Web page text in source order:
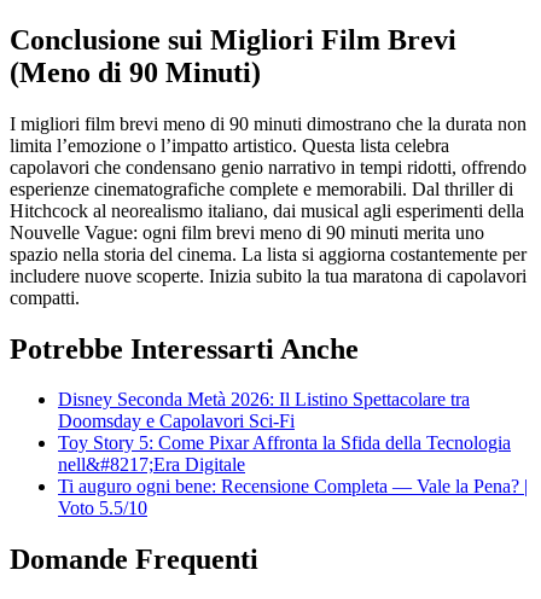
Conclusione sui Migliori Film Brevi
(Meno di 90 Minuti)
I migliori film brevi meno di 90 minuti dimostrano che la durata non
limita l’emozione o l’impatto artistico. Questa lista celebra
capolavori che condensano genio narrativo in tempi ridotti, offrendo
esperienze cinematografiche complete e memorabili. Dal thriller di
Hitchcock al neorealismo italiano, dai musical agli esperimenti della
Nouvelle Vague: ogni film brevi meno di 90 minuti merita uno
spazio nella storia del cinema. La lista si aggiorna costantemente per
includere nuove scoperte. Inizia subito la tua maratona di capolavori
compatti.
Potrebbe Interessarti Anche
Disney Seconda Metà 2026: Il Listino Spettacolare tra
Doomsday e Capolavori Sci-Fi
Toy Story 5: Come Pixar Affronta la Sfida della Tecnologia
nell&#8217;Era Digitale
Ti auguro ogni bene: Recensione Completa — Vale la Pena? |
Voto 5.5/10
Domande Frequenti